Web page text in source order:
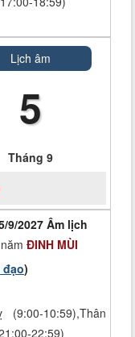
Lịch âm
5
Tháng 9
9/2027 Âm lịch
ĐINH MÙI
)
(9:00-10:59),Thân
22:59)